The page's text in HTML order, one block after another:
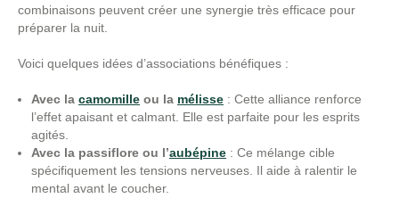
combinaisons peuvent créer une synergie très efficace pour
préparer la nuit.
Voici quelques idées d’associations bénéfiques :
Avec la camomille ou la mélisse : Cette alliance renforce
l’effet apaisant et calmant. Elle est parfaite pour les esprits
agités.
Avec la passiflore ou l’aubépine : Ce mélange cible
spécifiquement les tensions nerveuses. Il aide à ralentir le
mental avant le coucher.